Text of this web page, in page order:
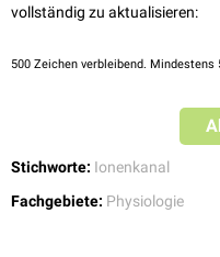
Thermischgesteuert: Öffnen
Lichtgesteuert
: Öffnung
vollständig zu aktualisieren:
500 Zeichen verbleibend. Mindestens
Stichworte: Ionenkanal
Fachgebiete: Physiologie